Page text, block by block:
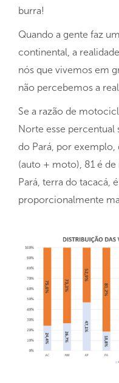
burra!
Quando a gente faz
continental, a
nós que vivemos em
não percebemos a
Se a razão de
Norte esse percentual
do Pará, por exemplo,
(auto + moto), 81 é
Pará, terra do tacacá,
proporcionalmente